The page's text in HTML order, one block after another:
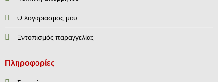
Ο λογαριασμός μου
Εντοπισμός παραγγελίας
Πληροφορίες